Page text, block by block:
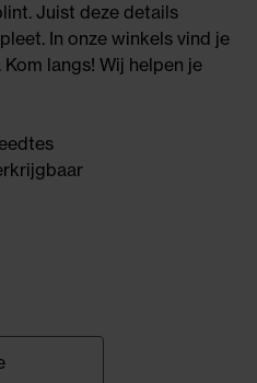
Juist deze details
In onze winkels vind je
langs! Wij helpen je